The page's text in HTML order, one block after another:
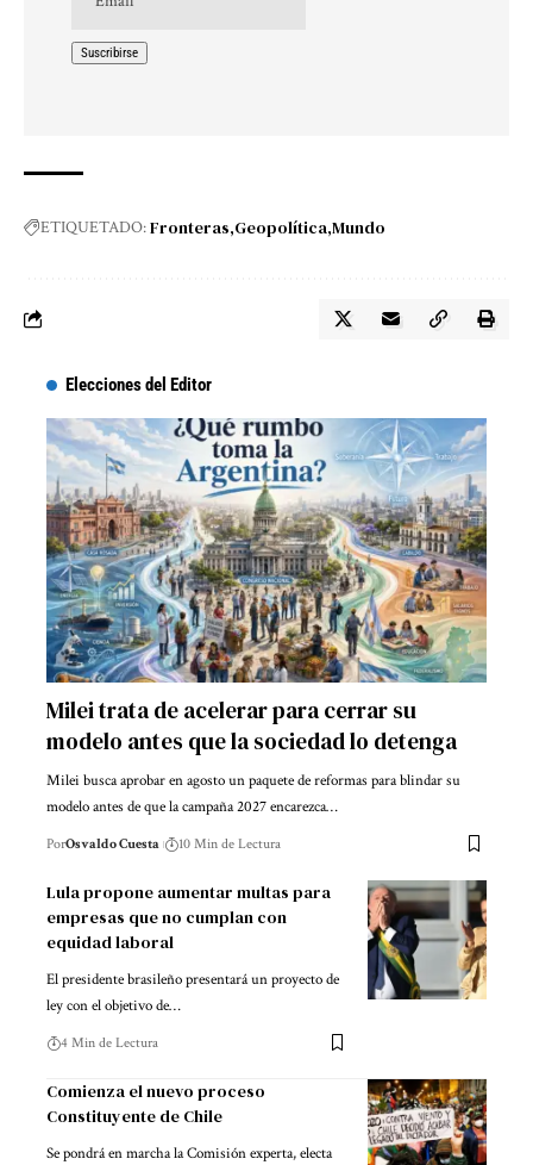
ETIQUETADO:Fronteras Geopolítica Mundo
Elecciones del Editor
Milei trata de acelerar para cerrar su
modelo antes que la sociedad lo detenga
Milei busca aprobar en agosto un paquete de reformas para blindar su
modelo antes de que la campaña 2027 encarezca…
PorOsvaldo Cuesta 10 Min de Lectura
Lula propone aumentar multas para
empresas que no cumplan con
equidad laboral
El presidente brasileño presentará un proyecto de
ley con el objetivo de…
4 Min de Lectura
Comienza el nuevo proceso
Constituyente de Chile
Se pondrá en marcha la Comisión experta, electa